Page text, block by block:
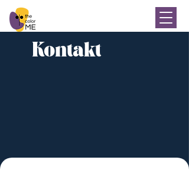
Kontakt